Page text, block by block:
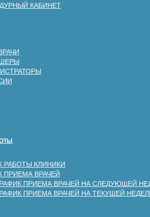
КАБИНЕТ
РАБОТЫ КЛИНИКИ
ПРИЕМА ВРАЧЕЙ
ПРИЕМА ВРАЧЕЙ НА СЛЕДУЮЩЕЙ
ПРИЕМА ВРАЧЕЙ НА ТЕКУЩЕЙ